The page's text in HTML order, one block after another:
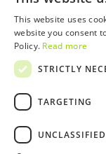
Notícias
Restaurantes
Cartão WOW
Grupos e Eventos
Serviço Educativo
This website uses
website you consent
Policy. Read more
STRICTLY
TARGETING
UNCLASSIFIED